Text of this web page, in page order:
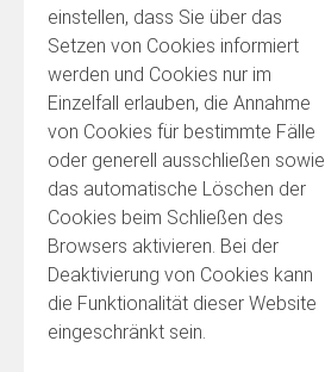
einstellen, dass Sie über das
Setzen von Cookies informiert
werden und Cookies nur im
Einzelfall erlauben, die Annahme
von Cookies für bestimmte Fälle
oder generell ausschließen sowie
das automatische Löschen der
Cookies beim Schließen des
Browsers aktivieren. Bei der
Deaktivierung von Cookies kann
die Funktionalität dieser Website
eingeschränkt sein.